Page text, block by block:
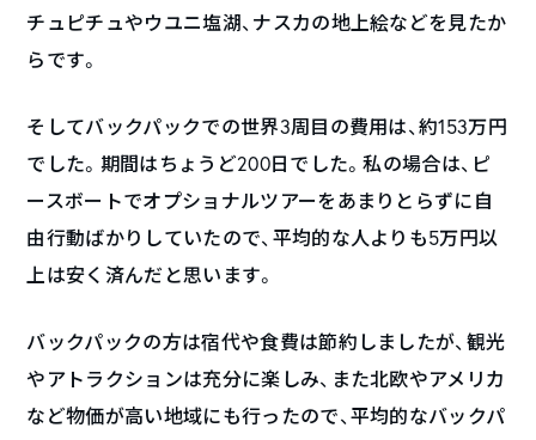
チュピチュやウユニ塩湖、ナスカの地上絵などを見たか
らです。
そしてバックパックでの世界3周目の費用は、約153万円
でした。期間はちょうど200日でした。私の場合は、ピ
ースボートでオプショナルツアーをあまりとらずに自
由行動ばかりしていたので、平均的な人よりも5万円以
上は安く済んだと思います。
バックパックの方は宿代や食費は節約しましたが、観光
やアトラクションは充分に楽しみ、また北欧やアメリカ
など物価が高い地域にも行ったので、平均的なバックパ